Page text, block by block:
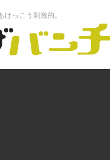
っこう刺激的。